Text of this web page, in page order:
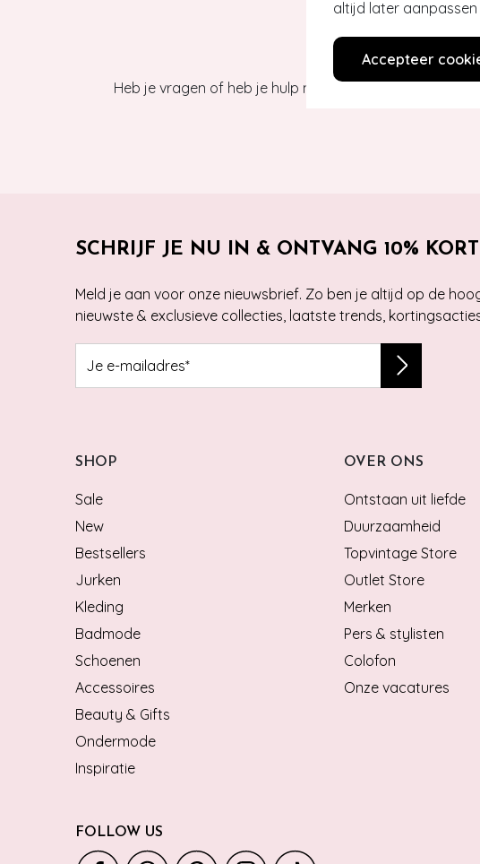
altijd later
Accepteer
Heb je vragen of heb je hulp nodig bij je bestelling?
SCHRIJF JE NU IN & ONTVANG 10%
Meld je aan voor onze nieuwsbrief. Zo ben je altijd op de
nieuwste & exclusieve collecties, laatste trends,
SHOP
Sale
New
Bestsellers
Jurken
Kleding
Badmode
Schoenen
Accessoires
Beauty & Gifts
Ondermode
Inspiratie
OVER ONS
Ontstaan uit liefde
Duurzaamheid
Topvintage Store
Outlet Store
Merken
Pers & stylisten
Colofon
Onze vacatures
FOLLOW US